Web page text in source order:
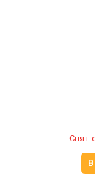
Снят